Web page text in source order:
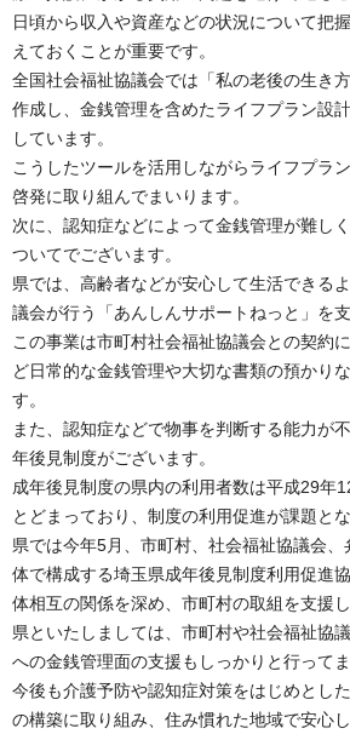
日頃から収入や資産などの状況について把
えておくことが重要です。
全国社会福祉協議会では「私の老後の生き
作成し、金銭管理を含めたライフプラン設
しています。
こうしたツールを活用しながらライフプラ
啓発に取り組んでまいります。
次に、認知症などによって金銭管理が難し
ついてでございます。
県では、高齢者などが安心して生活できる
議会が行う「あんしんサポートねっと」を支
この事業は市町村社会福祉協議会との契約
ど日常的な金銭管理や大切な書類の預かり
す。
また、認知症などで物事を判断する能力が
年後見制度がございます。
成年後見制度の県内の利用者数は平成29年
とどまっており、制度の利用促進が課題と
県では今年5月、市町村、社会福祉協議会
体で構成する埼玉県成年後見制度利用促進
体相互の関係を深め、市町村の取組を支援し
県といたしましては、市町村や社会福祉協
への金銭管理面の支援もしっかりと行ってま
今後も介護予防や認知症対策をはじめとし
の構築に取り組み、住み慣れた地域で安心